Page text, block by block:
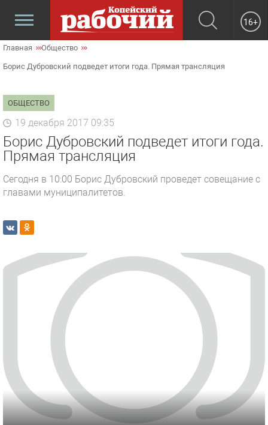
16+
Главная Общество
Борис Дубровский подведет итоги года. Прямая трансляция
ОБЩЕСТВО
19 декабря 2017 09:35
Борис Дубровский подведет итоги года.
Прямая трансляция
Сегодня в 10:00 Борис Дубровский проведет совещание с
главами муниципалитетов.